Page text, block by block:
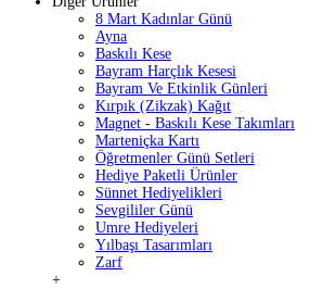
8 Mart Kadınlar Günü
Ayna
Baskılı Kese
Bayram Harçlık Kesesi
Bayram Ve Etkinlik Günleri
Kırpık (Zikzak) Kağıt
Magnet - Baskılı Kese Takımları
Marteniçka Kartı
Öğretmenler Günü Setleri
Hediye Paketli Ürünler
Sünnet Hediyelikleri
Sevgililer Günü
Umre Hediyeleri
Yılbaşı Tasarımları
Zarf
+